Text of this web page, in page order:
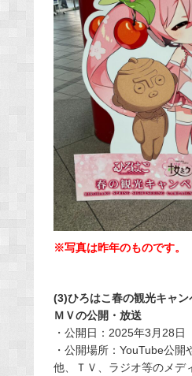
※写真は昨年のものです。
(3)ひろはこ春の観光キャン
ＭＶの公開・放送
・公開日：2025年3月28日
・公開場所：YouTube公開
他、ＴＶ、ラジオ等のメデ